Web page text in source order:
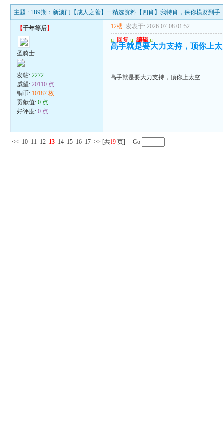
主题 : 189期：新澳门【成人之善】━精选资料【四肖】我特肖，保你横财到手
【千年等后】
圣骑士
发帖:2272
威望:20110 点
铜币: 10187 枚
贡献值:0 点
好评度:0 点
12楼 发表于: 2026-07-08 01:52
u 回复 u 编辑 u
高手就是要大力支持，顶你上
高手就是要大力支持，顶你上太空
<< 10 11 12 13 14 15 16 17 >> [共19 页] Go